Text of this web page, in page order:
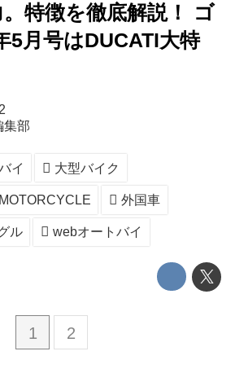
特徴を徹底解説！ ゴ
5月号はDUCATI大特
集部
イ 大型バイク
MOTORCYCLE 外国車
ル webオートバイ
1 2